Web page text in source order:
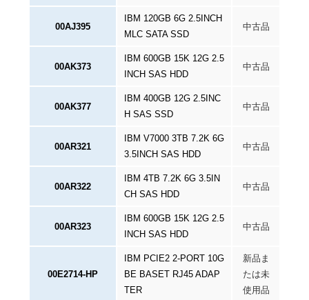
00AJ395
IBM 120GB 6G 2.5INCH
MLC SATA SSD
中古品
00AK373
IBM 600GB 15K 12G 2.5
INCH SAS HDD
中古品
00AK377
IBM 400GB 12G 2.5INC
H SAS SSD
中古品
00AR321
IBM V7000 3TB 7.2K 6G
3.5INCH SAS HDD
中古品
00AR322
IBM 4TB 7.2K 6G 3.5IN
CH SAS HDD
中古品
00AR323
IBM 600GB 15K 12G 2.5
INCH SAS HDD
中古品
00E2714-HP
IBM PCIE2 2-PORT 10G
BE BASET RJ45 ADAP
TER
新品ま
たは未
使用品